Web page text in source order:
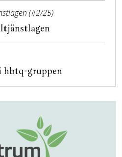
(#2/25)
hbtq-gruppen